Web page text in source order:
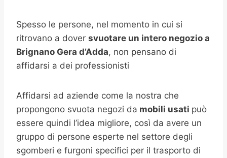
Spesso le persone, nel momento in cui si
ritrovano a dover svuotare un intero negozio a
Brignano Gera d’Adda, non pensano di
affidarsi a dei professionisti
Affidarsi ad aziende come la nostra che
propongono svuota negozi da mobili usati può
essere quindi l’idea migliore, così da avere un
gruppo di persone esperte nel settore degli
sgomberi e furgoni specifici per il trasporto di